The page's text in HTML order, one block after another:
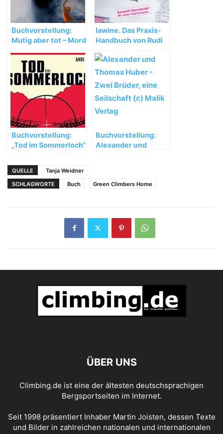
Buchvorstellung:
Mutig aber tot – Mord
lawine. Das Praxis-
Handbuch von Rudi
Nairz
Buchvorstellung:
„Tod im Sommerloch“
Buchvorstellung:
Alexander und
QUELLE
Tanja Weidner
SCHLAGWORTE
Buch Green Climbers Home
ÜBER UNS
Climbing.de ist eine der ältesten deutschsprachigen
Bergsportseiten im Internet.
Seit 1998 präsentiert Inhaber Martin Joisten, dessen Texte
und Bilder in zahlreichen nationalen und internationalen